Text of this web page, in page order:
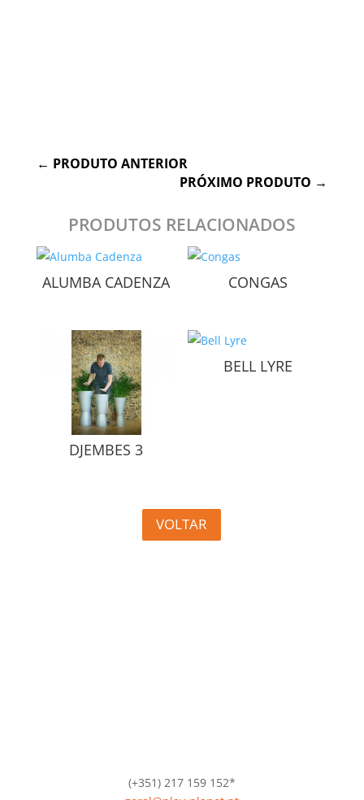
← PRODUTO ANTERIOR
PRÓXIMO PRODUTO →
PRODUTOS RELACIONADOS
ALUMBA CADENZA CONGAS
DJEMBES 3
BELL LYRE
VOLTAR
(+351) 217 159 152*